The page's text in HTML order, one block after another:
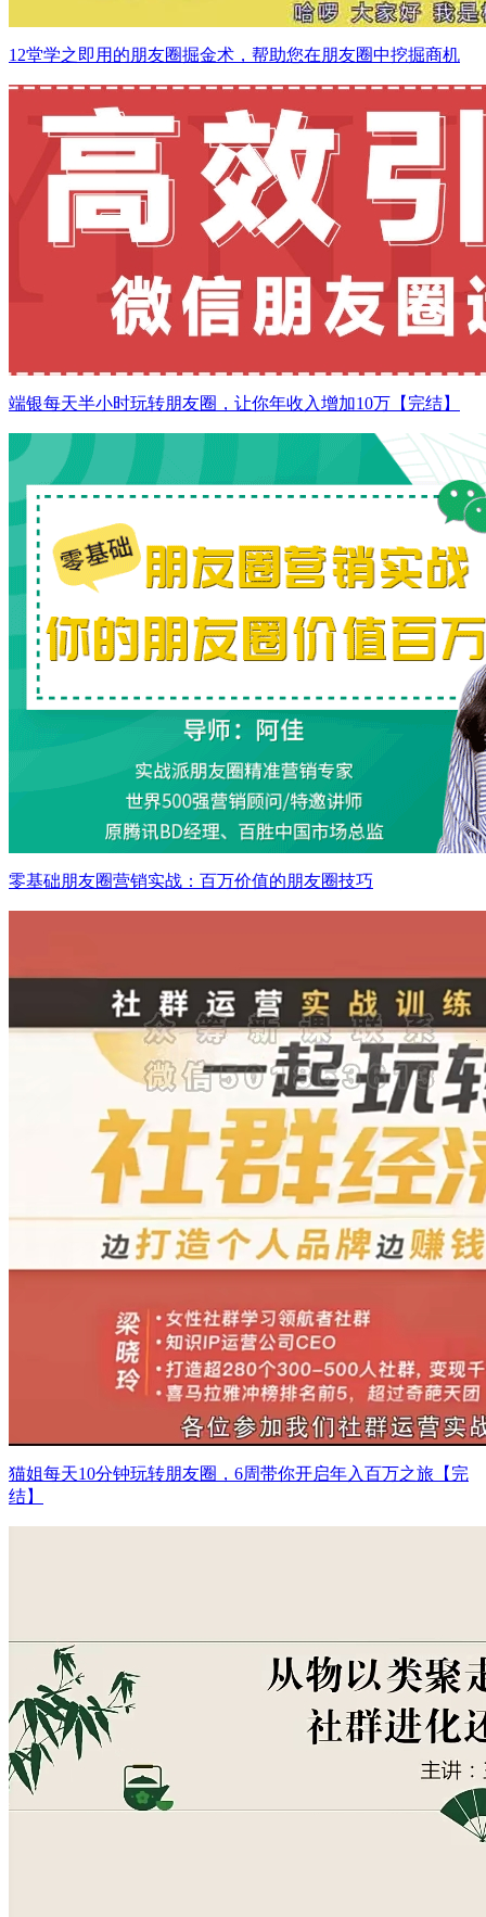
12堂学之即用的朋友圈掘金术，帮助您在朋友圈中挖掘商机
端银每天半小时玩转朋友圈，让你年收入增加10万【完结】
零基础朋友圈营销实战：百万价值的朋友圈技巧
猫姐每天10分钟玩转朋友圈，6周带你开启年入百万之旅【完
结】